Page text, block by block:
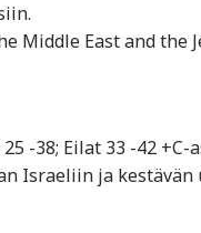
Middle East and the
-38; Eilat 33 -42
Israeliin ja kestävän